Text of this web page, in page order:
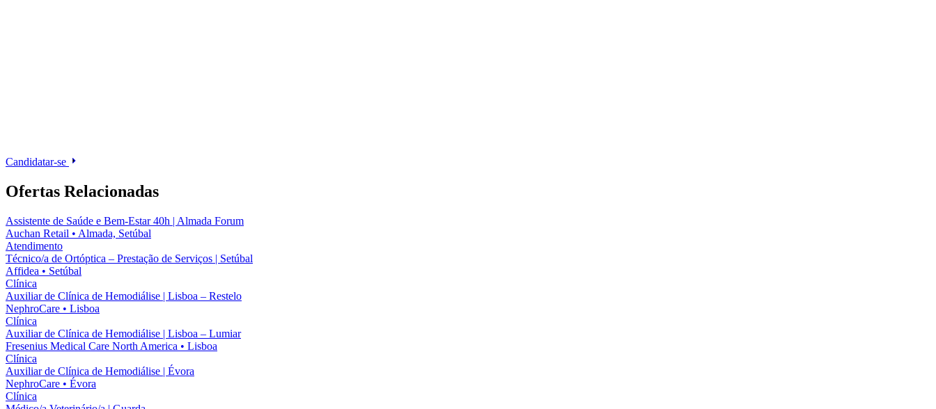
Candidatar-se
Ofertas Relacionadas
Assistente de Saúde e Bem-Estar 40h | Almada Forum
Auchan Retail • Almada, Setúbal
Atendimento
Técnico/a de Ortóptica – Prestação de Serviços | Setúbal
Affidea • Setúbal
Clínica
Auxiliar de Clínica de Hemodiálise | Lisboa – Restelo
NephroCare • Lisboa
Clínica
Auxiliar de Clínica de Hemodiálise | Lisboa – Lumiar
Fresenius Medical Care North America • Lisboa
Clínica
Auxiliar de Clínica de Hemodiálise | Évora
NephroCare • Évora
Clínica